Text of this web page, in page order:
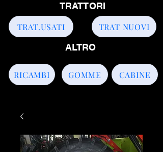
TRAT.USATI TRAT NUOVI
CABINE
GOMME
RICAMBI
TRATTORI
ALTRO